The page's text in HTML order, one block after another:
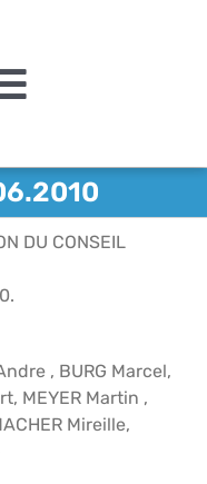
DU CONSEIL
, BURG Marcel,
MEYER Martin ,
Mireille,